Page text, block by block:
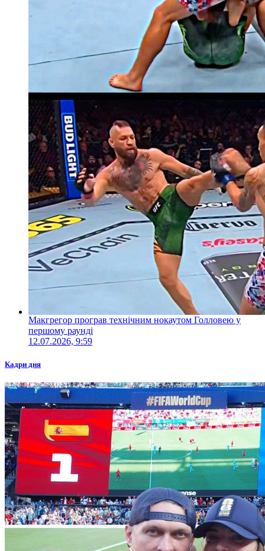
Макгрегор програв технічним нокаутом Голловею у
першому раунді
12.07.2026, 9:59
Кадри дня